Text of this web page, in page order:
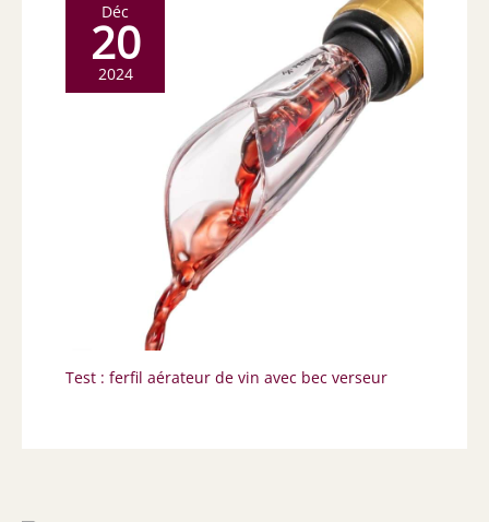
Déc
20
2024
Test : ferfil aérateur de vin avec bec verseur